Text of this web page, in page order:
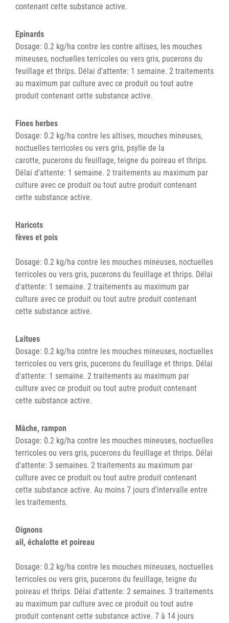
contenant cette substance active.
Epinards
Dosage: 0.2 kg/ha contre les contre altises, les mouches
mineuses, noctuelles terricoles ou vers gris, pucerons du
feuillage et thrips. Délai d'attente: 1 semaine. 2 traitements
au maximum par culture avec ce produit ou tout autre
produit contenant cette substance active.
Fines herbes
Dosage: 0.2 kg/ha contre les altises, mouches mineuses,
noctuelles terricoles ou vers gris, psylle de la
carotte, pucerons du feuillage, teigne du poireau et thrips.
Délai d'attente: 1 semaine. 2 traitements au maximum par
culture avec ce produit ou tout autre produit contenant
cette substance active.
Haricots
fèves et pois
Dosage: 0.2 kg/ha contre les mouches mineuses, noctuelles
terricoles ou vers gris, pucerons du feuillage et thrips. Délai
d'attente: 1 semaine. 2 traitements au maximum par
culture avec ce produit ou tout autre produit contenant
cette substance active.
Laitues
Dosage: 0.2 kg/ha contre les mouches mineuses, noctuelles
terricoles ou vers gris, pucerons du feuillage et thrips. Délai
d'attente: 1 semaine. 2 traitements au maximum par
culture avec ce produit ou tout autre produit contenant
cette substance active.
Mâche, rampon
Dosage: 0.2 kg/ha contre les mouches mineuses, noctuelles
terricoles ou vers gris, pucerons du feuillage et thrips. Délai
d'attente: 3 semaines. 2 traitements au maximum par
culture avec ce produit ou tout autre produit contenant
cette substance active. Au moins 7 jours d'intervalle entre
les traitements.
Oignons
ail, échalotte et poireau
Dosage: 0.2 kg/ha contre les mouches mineuses, noctuelles
terricoles ou vers gris, pucerons du feuillage, teigne du
poireau et thrips. Délai d'attente: 2 semaines. 3 traitements
au maximum par culture avec ce produit ou tout autre
produit contenant cette substance active. 7 à 14 jours